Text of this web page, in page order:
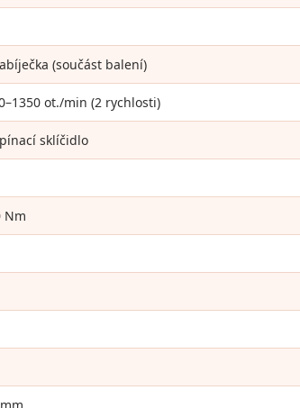
(součást balení)
ot./min (2 rychlosti)
sklíčidlo
Nm